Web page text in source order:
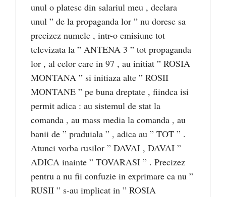
unul o platesc din salariul meu , declara
unul ” de la propaganda lor ” nu doresc sa
precizez numele , intr-o emisiune tot
televizata la ” ANTENA 3 ” tot propaganda
lor , al celor care in 97 , au initiat ” ROSIA
MONTANA ” si initiaza alte ” ROSII
MONTANE ” pe buna dreptate , fiindca isi
permit adica : au sistemul de stat la
comanda , au mass media la comanda , au
banii de ” praduiala ” , adica au ” TOT ” .
Atunci vorba rusilor ” DAVAI , DAVAI ”
ADICA inainte ” TOVARASI ” . Precizez
pentru a nu fii confuzie in exprimare ca nu ”
RUSII ” s-au implicat in ” ROSIA